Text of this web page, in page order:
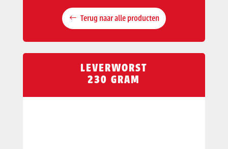
Terug naar alle producten
LEVERWORST
230 GRAM